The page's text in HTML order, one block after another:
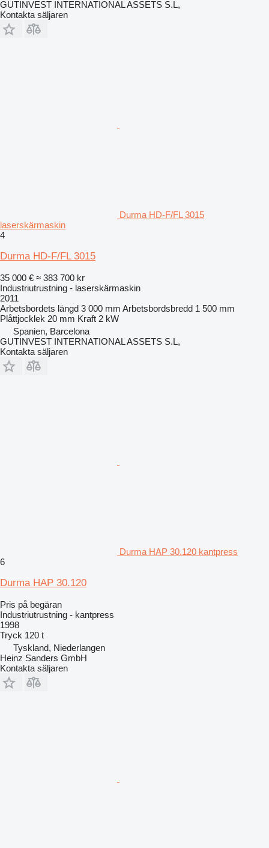
GUTINVEST INTERNATIONAL ASSETS S.L,
Kontakta säljaren
Durma HD-F/FL 3015
laserskärmaskin
4
Durma HD-F/FL 3015
35 000 € ≈ 383 700 kr
Industriutrustning - laserskärmaskin
2011
Arbetsbordets längd 3 000 mm Arbetsbordsbredd 1 500 mm
Plåttjocklek 20 mm Kraft 2 kW
Spanien, Barcelona
GUTINVEST INTERNATIONAL ASSETS S.L,
Kontakta säljaren
Durma HAP 30.120 kantpress
6
Durma HAP 30.120
Pris på begäran
Industriutrustning - kantpress
1998
Tryck 120 t
Tyskland, Niederlangen
Heinz Sanders GmbH
Kontakta säljaren